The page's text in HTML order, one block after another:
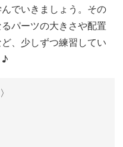
07:33
12:39
でいきましょう。その
パーツの大きさや配置
、少しずつ練習してい
♪